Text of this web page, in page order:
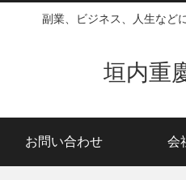
副業、ビジネス、人生など
垣内重
お問い合わせ 会